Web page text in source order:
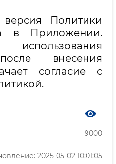
версия Политики
в Приложении.
внесения
согласие с
9000
2025-05-02 10:01:05